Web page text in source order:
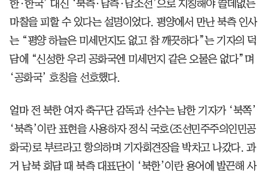
한·한국’ 대신 ‘북측·남측·남조선’으로 지칭해야 쓸데없는
마찰을 피할 수 있다는 설명이었다. 평양에서 만난 북측 인사
는 “평양 하늘은 미세먼지도 없고 참 깨끗하다”는 기자의 덕
담에 “신성한 우리 공화국엔 미세먼지 같은 오물은 없다”며
‘공화국’ 호칭을 선호했다.
얼마 전 북한 여자 축구단 감독과 선수는 남한 기자가 ‘북쪽’
‘북측’이란 표현을 사용하자 정식 국호(조선민주주의인민공
화국)로 부르라고 항의하며 기자회견장을 박차고 나갔다. 과
거 남북 회담 때 북측 대표단이 ‘북한’이란 용어에 발끈해 사